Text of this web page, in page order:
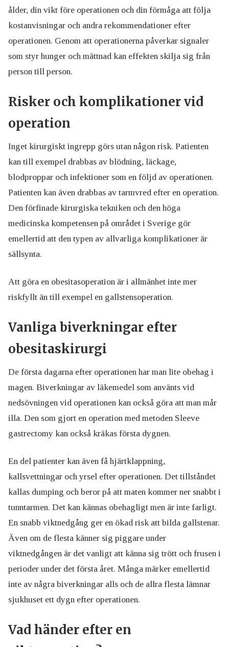
ålder, din vikt före operationen och din förmåga att följa
kostanvisningar och andra rekommendationer efter
operationen. Genom att operationerna påverkar signaler
som styr hunger och mättnad kan effekten skilja sig från
person till person.
Risker och komplikationer vid
operation
Inget kirurgiskt ingrepp görs utan någon risk. Patienten
kan till exempel drabbas av blödning, läckage,
blodproppar och infektioner som en följd av operationen.
Patienten kan även drabbas av tarmvred efter en operation.
Den förfinade kirurgiska tekniken och den höga
medicinska kompetensen på området i Sverige gör
emellertid att den typen av allvarliga komplikationer är
sällsynta.
Att göra en obesitasoperation är i allmänhet inte mer
riskfyllt än till exempel en gallstensoperation.
Vanliga biverkningar efter
obesitaskirurgi
De första dagarna efter operationen har man lite obehag i
magen. Biverkningar av läkemedel som använts vid
nedsövningen vid operationen kan också göra att man mår
illa. Den som gjort en operation med metoden Sleeve
gastrectomy kan också kräkas första dygnen.
En del patienter kan även få hjärtklappning,
kallsvettningar och yrsel efter operationen. Det tillståndet
kallas dumping och beror på att maten kommer ner snabbt i
tunntarmen. Det kan kännas obehagligt men är inte farligt.
En snabb viktnedgång ger en ökad risk att bilda gallstenar.
Även om de flesta känner sig piggare under
viktnedgången är det vanligt att känna sig trött och frusen i
perioder under det första året. Många märker emellertid
inte av några biverkningar alls och de allra flesta lämnar
sjukhuset ett dygn efter operationen.
Vad händer efter en